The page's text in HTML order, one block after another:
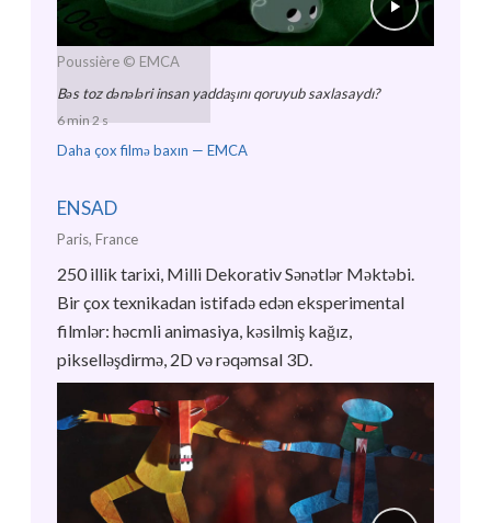
Poussière © EMCA
Bəs toz dənələri insan yaddaşını qoruyub saxlasaydı?
6 min 2 s
Daha çox filmə baxın — EMCA
ENSAD
Paris, France
250 illik tarixi, Milli Dekorativ Sənətlər Məktəbi.
Bir çox texnikadan istifadə edən eksperimental
filmlər: həcmli animasiya, kəsilmiş kağız,
pikselləşdirmə, 2D və rəqəmsal 3D.